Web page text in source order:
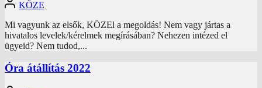
KÖZE
Mi vagyunk az elsők, KÖZEl a megoldás! Nem vagy jártas a
hivatalos levelek/kérelmek megírásában? Nehezen intézed el
ügyeid? Nem tudod,...
Óra átállítás 2022